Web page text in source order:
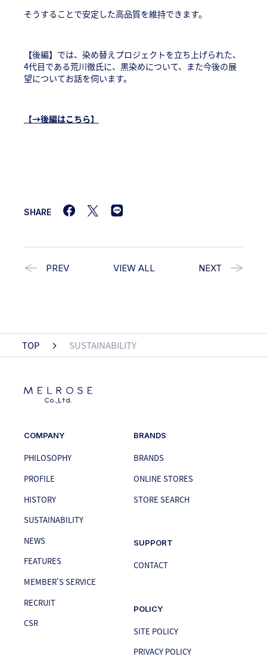
そうすることで安定した高品質を維持できます。
【後編】では、染め替えプロジェクトを立ち上げられた、
4代目である荒川徹氏に、黒染めについて、また今後の展
望についてお話を伺います。
【→後編はこちら】
SHARE
PREV VIEW ALL NEXT
TOP SUSTAINABILITY
COMPANY
PHILOSOPHY
PROFILE
HISTORY
SUSTAINABILITY
NEWS
FEATURES
MEMBER'S SERVICE
RECRUIT
CSR
BRANDS
BRANDS
ONLINE STORES
STORE SEARCH
SUPPORT
CONTACT
POLICY
SITE POLICY
PRIVACY POLICY